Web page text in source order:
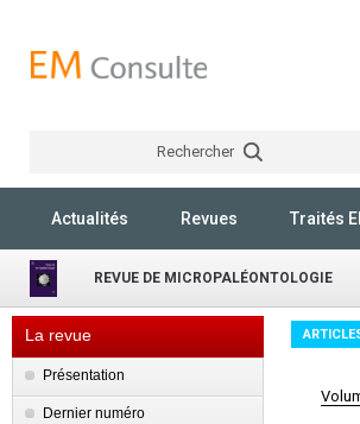
Rechercher
Actualités Revues Traités
REVUE DE MICROPALÉONTOLOGIE
La revue
Présentation
Dernier numéro